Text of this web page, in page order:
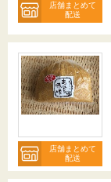
店舗まとめて
配送
店舗まとめて
配送